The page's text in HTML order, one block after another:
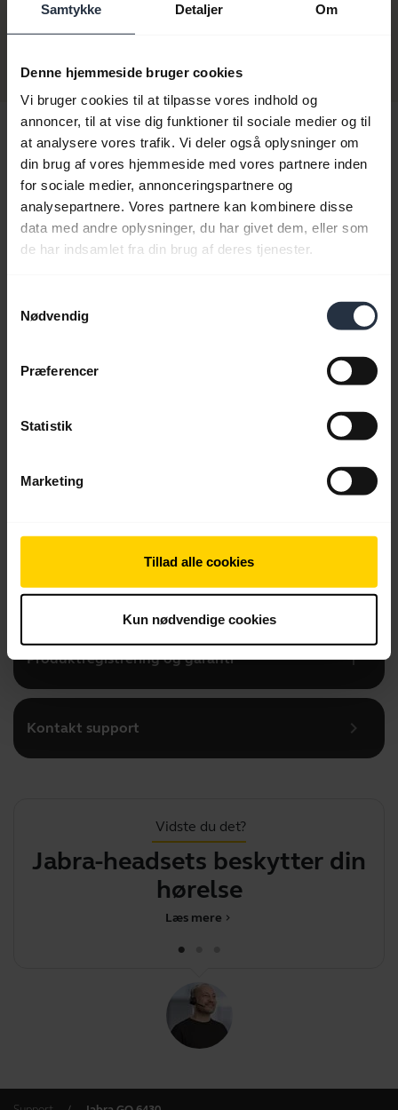
Samtykke Detaljer Om
Denne hjemmeside bruger cookies
Vi bruger cookies til at tilpasse vores indhold og
annoncer, til at vise dig funktioner til sociale medier og til
at analysere vores trafik. Vi deler også oplysninger om
din brug af vores hjemmeside med vores partnere inden
for sociale medier, annonceringspartnere og
analysepartnere. Vores partnere kan kombinere disse
data med andre oplysninger, du har givet dem, eller som
de har indsamlet fra din brug af deres tjenester.
Nødvendig
Præferencer
Statistik
Marketing
Tillad alle cookies
Kun nødvendige cookies
Jabra Evolve2 Buds
Hej,
Hvad kan jeg hjælpe dig med?
Kom i gang
Ofte stillede spørgsmål add
Videoer add
Tilbehør add
Produktregistrering og garanti add
Kontakt support chevron_right
Vidste du det?
Jabra-headsets beskytter din
hørelse
chevron_right
Læs mere